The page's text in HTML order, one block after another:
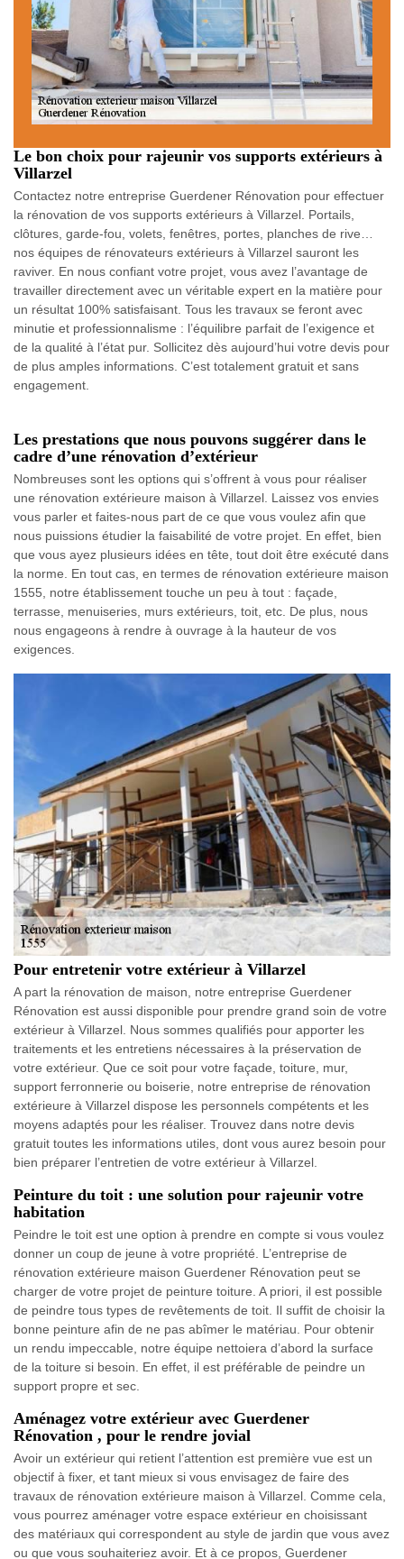
Le bon choix pour rajeunir vos supports extérieurs à
Villarzel
Contactez notre entreprise Guerdener Rénovation pour effectuer
la rénovation de vos supports extérieurs à Villarzel. Portails,
clôtures, garde-fou, volets, fenêtres, portes, planches de rive…
nos équipes de rénovateurs extérieurs à Villarzel sauront les
raviver. En nous confiant votre projet, vous avez l’avantage de
travailler directement avec un véritable expert en la matière pour
un résultat 100% satisfaisant. Tous les travaux se feront avec
minutie et professionnalisme : l’équilibre parfait de l’exigence et
de la qualité à l’état pur. Sollicitez dès aujourd’hui votre devis pour
de plus amples informations. C’est totalement gratuit et sans
engagement.
Les prestations que nous pouvons suggérer dans le
cadre d’une rénovation d’extérieur
Nombreuses sont les options qui s’offrent à vous pour réaliser
une rénovation extérieure maison à Villarzel. Laissez vos envies
vous parler et faites-nous part de ce que vous voulez afin que
nous puissions étudier la faisabilité de votre projet. En effet, bien
que vous ayez plusieurs idées en tête, tout doit être exécuté dans
la norme. En tout cas, en termes de rénovation extérieure maison
1555, notre établissement touche un peu à tout : façade,
terrasse, menuiseries, murs extérieurs, toit, etc. De plus, nous
nous engageons à rendre à ouvrage à la hauteur de vos
exigences.
Pour entretenir votre extérieur à Villarzel
A part la rénovation de maison, notre entreprise Guerdener
Rénovation est aussi disponible pour prendre grand soin de votre
extérieur à Villarzel. Nous sommes qualifiés pour apporter les
traitements et les entretiens nécessaires à la préservation de
votre extérieur. Que ce soit pour votre façade, toiture, mur,
support ferronnerie ou boiserie, notre entreprise de rénovation
extérieure à Villarzel dispose les personnels compétents et les
moyens adaptés pour les réaliser. Trouvez dans notre devis
gratuit toutes les informations utiles, dont vous aurez besoin pour
bien préparer l’entretien de votre extérieur à Villarzel.
Peinture du toit : une solution pour rajeunir votre
habitation
Peindre le toit est une option à prendre en compte si vous voulez
donner un coup de jeune à votre propriété. L’entreprise de
rénovation extérieure maison Guerdener Rénovation peut se
charger de votre projet de peinture toiture. A priori, il est possible
de peindre tous types de revêtements de toit. Il suffit de choisir la
bonne peinture afin de ne pas abîmer le matériau. Pour obtenir
un rendu impeccable, notre équipe nettoiera d’abord la surface
de la toiture si besoin. En effet, il est préférable de peindre un
support propre et sec.
Aménagez votre extérieur avec Guerdener
Rénovation , pour le rendre jovial
Avoir un extérieur qui retient l’attention est première vue est un
objectif à fixer, et tant mieux si vous envisagez de faire des
travaux de rénovation extérieure maison à Villarzel. Comme cela,
vous pourrez aménager votre espace extérieur en choisissant
des matériaux qui correspondent au style de jardin que vous avez
ou que vous souhaiteriez avoir. Et à ce propos, Guerdener